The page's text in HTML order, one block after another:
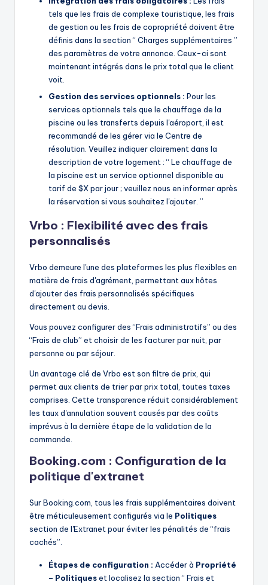
tels que les frais de complexe touristique, les frais
de gestion ou les frais de copropriété doivent être
définis dans la section “ Charges supplémentaires ”
des paramètres de votre annonce. Ceux-ci sont
maintenant intégrés dans le prix total que le client
voit.
Gestion des services optionnels : Pour les
services optionnels tels que le chauffage de la
piscine ou les transferts depuis l'aéroport, il est
recommandé de les gérer via le Centre de
résolution. Veuillez indiquer clairement dans la
description de votre logement : “ Le chauffage de
la piscine est un service optionnel disponible au
tarif de $X par jour ; veuillez nous en informer après
la réservation si vous souhaitez l'ajouter. ”
Vrbo : Flexibilité avec des frais
personnalisés
Vrbo demeure l'une des plateformes les plus flexibles en
matière de frais d'agrément, permettant aux hôtes
d'ajouter des frais personnalisés spécifiques
directement au devis.
Vous pouvez configurer des “Frais administratifs” ou des
“Frais de club” et choisir de les facturer par nuit, par
personne ou par séjour.
Un avantage clé de Vrbo est son filtre de prix, qui
permet aux clients de trier par prix total, toutes taxes
comprises. Cette transparence réduit considérablement
les taux d'annulation souvent causés par des coûts
imprévus à la dernière étape de la validation de la
commande.
Booking.com : Configuration de la
politique d'extranet
Sur Booking.com, tous les frais supplémentaires doivent
être méticuleusement configurés via le Politiques
section de l'Extranet pour éviter les pénalités de “frais
cachés”.
Étapes de configuration : Accéder à Propriété
– Politiqueset localisez la section “ Frais et